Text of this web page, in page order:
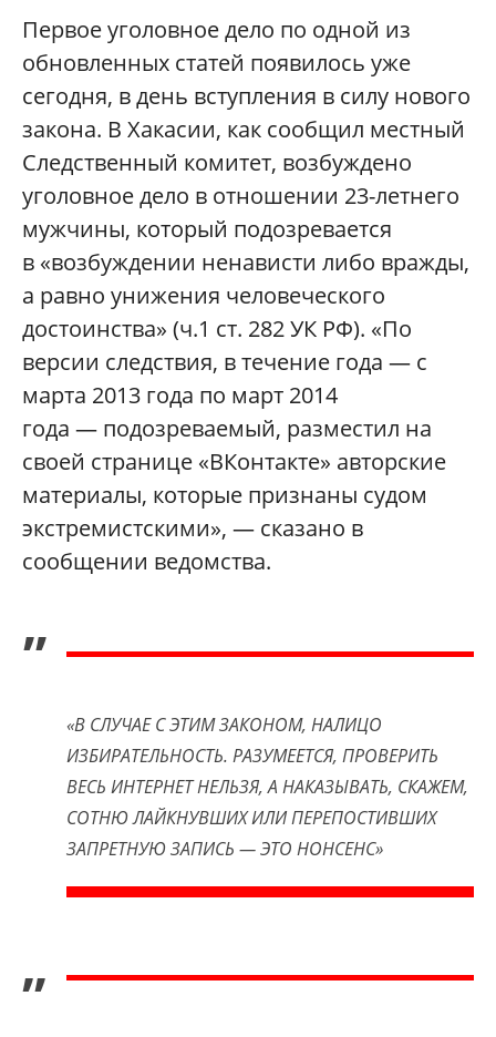
Первое уголовное дело по одной из
обновленных статей появилось уже
сегодня, в день вступления в силу нового
закона. В Хакасии, как сообщил местный
Следственный комитет, возбуждено
уголовное дело в отношении 23-летнего
мужчины, который подозревается
в «возбуждении ненависти либо вражды,
а равно унижения человеческого
достоинства» (ч.1 ст. 282 УК РФ). «По
версии следствия, в течение года — с
марта 2013 года по март 2014
года — подозреваемый, разместил на
своей странице «ВКонтакте» авторские
материалы, которые признаны судом
экстремистскими», — сказано в
сообщении ведомства.
„
«В СЛУЧАЕ С ЭТИМ ЗАКОНОМ, НАЛИЦО
ИЗБИРАТЕЛЬНОСТЬ. РАЗУМЕЕТСЯ, ПРОВЕРИТЬ
ВЕСЬ ИНТЕРНЕТ НЕЛЬЗЯ, А НАКАЗЫВАТЬ, СКАЖЕМ,
СОТНЮ ЛАЙКНУВШИХ ИЛИ ПЕРЕПОСТИВШИХ
ЗАПРЕТНУЮ ЗАПИСЬ — ЭТО НОНСЕНС»
”